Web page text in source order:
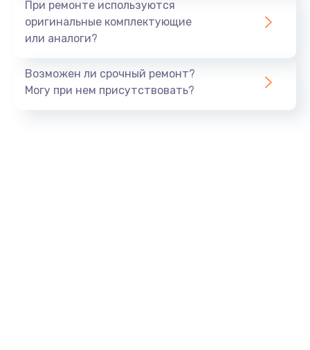
При ремонте используются
оригинальные комплектующие
или аналоги?
Возможен ли срочный ремонт?
Могу при нем присутствовать?